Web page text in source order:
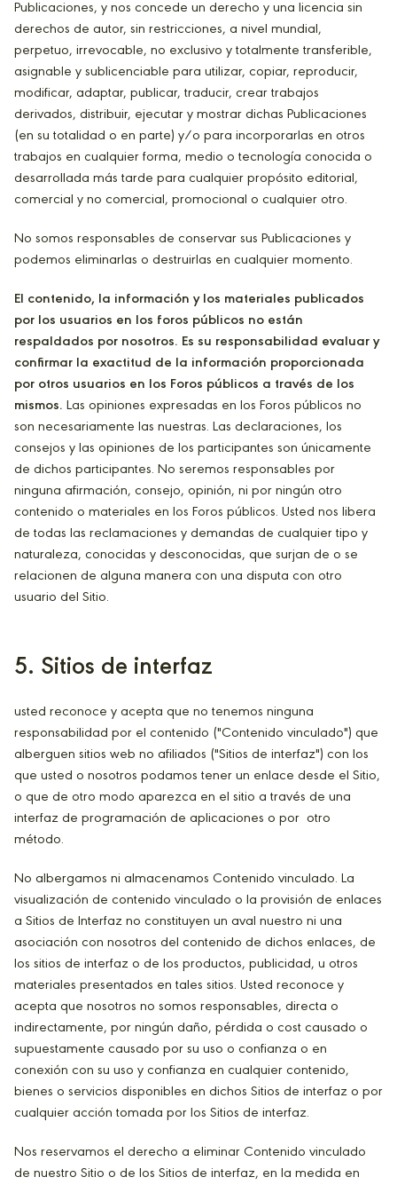
Publicaciones, y nos concede un derecho y una licencia sin
derechos de autor, sin restricciones, a nivel mundial,
perpetuo, irrevocable, no exclusivo y totalmente transferible,
asignable y sublicenciable para utilizar, copiar, reproducir,
modificar, adaptar, publicar, traducir, crear trabajos
derivados, distribuir, ejecutar y mostrar dichas Publicaciones
(en su totalidad o en parte) y/o para incorporarlas en otros
trabajos en cualquier forma, medio o tecnología conocida o
desarrollada más tarde para cualquier propósito editorial,
comercial y no comercial, promocional o cualquier otro.
No somos responsables de conservar sus Publicaciones y
podemos eliminarlas o destruirlas en cualquier momento.
El contenido, la información y los materiales publicados
por los usuarios en los foros públicos no están
respaldados por nosotros. Es su responsabilidad evaluar y
confirmar la exactitud de la información proporcionada
por otros usuarios en los Foros públicos a través de los
mismos. Las opiniones expresadas en los Foros públicos no
son necesariamente las nuestras. Las declaraciones, los
consejos y las opiniones de los participantes son únicamente
de dichos participantes. No seremos responsables por
ninguna afirmación, consejo, opinión, ni por ningún otro
contenido o materiales en los Foros públicos. Usted nos libera
de todas las reclamaciones y demandas de cualquier tipo y
naturaleza, conocidas y desconocidas, que surjan de o se
relacionen de alguna manera con una disputa con otro
usuario del Sitio.
5. Sitios de interfaz
usted reconoce y acepta que no tenemos ninguna
responsabilidad por el contenido ("Contenido vinculado") que
alberguen sitios web no afiliados ("Sitios de interfaz") con los
que usted o nosotros podamos tener un enlace desde el Sitio,
o que de otro modo aparezca en el sitio a través de una
interfaz de programación de aplicaciones o por otro
método.
No albergamos ni almacenamos Contenido vinculado. La
visualización de contenido vinculado o la provisión de enlaces
a Sitios de Interfaz no constituyen un aval nuestro ni una
asociación con nosotros del contenido de dichos enlaces, de
los sitios de interfaz o de los productos, publicidad, u otros
materiales presentados en tales sitios. Usted reconoce y
acepta que nosotros no somos responsables, directa o
indirectamente, por ningún daño, pérdida o cost causado o
supuestamente causado por su uso o confianza o en
conexión con su uso y confianza en cualquier contenido,
bienes o servicios disponibles en dichos Sitios de interfaz o por
cualquier acción tomada por los Sitios de interfaz.
Nos reservamos el derecho a eliminar Contenido vinculado
de nuestro Sitio o de los Sitios de interfaz, en la medida en